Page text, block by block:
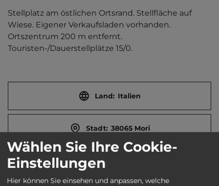
Stellplatz am östlichen Ortsrand. Stellfläche auf
Wiese. Eigener Verkaufsladen vorhanden.
Ortszentrum 200 m entfernt.
Touristen-/Dauerstellplätze 15/0.
Land: Italien
Stadt: 38065 Mori
Straße:
Wählen Sie Ihre Cookie-
Einstellungen
Hier können Sie einsehen und anpassen, welche